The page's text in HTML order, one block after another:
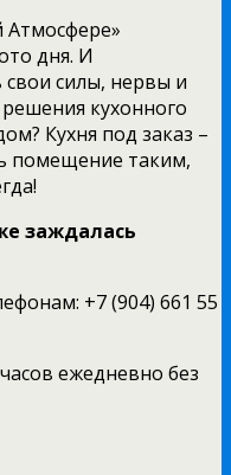
Атмосфере»
дня. И
свои силы, нервы и
кухонного
Кухня под заказ –
помещение таким,
заждалась
+7 (904) 661 55
ежедневно без